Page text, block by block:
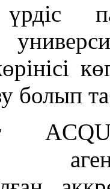
болып